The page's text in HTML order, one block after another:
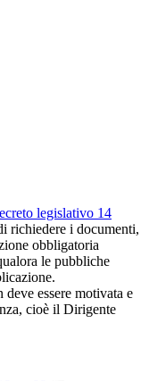
legislativo 14
richiedere i documenti,
obbligatoria
le pubbliche
essere motivata e
cioè il Dirigente